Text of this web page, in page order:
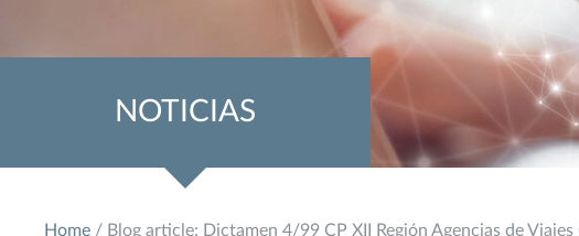
NOTICIAS
Home / Blog article: Dictamen 4/99 CP XII Región Agencias de